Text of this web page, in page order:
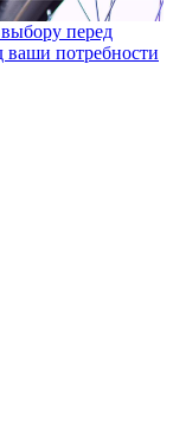
перед
ваши потребности